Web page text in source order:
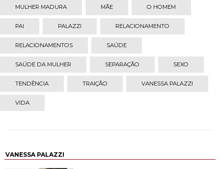
MULHER MADURA MÃE O HOMEM
PAI PALAZZI RELACIONAMENTO
RELACIONAMENTOS SAÚDE
SAÚDE DA MULHER SEPARAÇÃO SEXO
TENDÊNCIA TRAIÇÃO VANESSA PALAZZI
VIDA
VANESSA PALAZZI